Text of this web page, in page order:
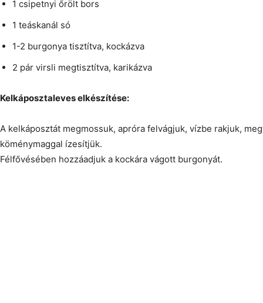
1 csipetnyi őrölt bors
1 teáskanál só
1-2 burgonya tisztítva, kockázva
2 pár virsli megtisztítva, karikázva
Kelkáposztaleves elkészítése:
A kelkáposztát megmossuk, apróra felvágjuk, vízbe rakjuk,
köménymaggal ízesítjük.
Félfővésében hozzáadjuk a kockára vágott burgonyát.